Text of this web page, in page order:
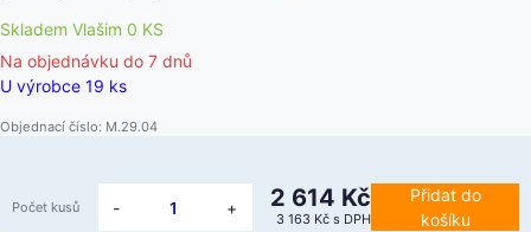
Skladem Vlašim 0 KS
Na objednávku do 7 dnů
U výrobce 19 ks
Objednací číslo: M.29.04
Počet kusů - + 2 614 Kč
3 163 Kčs DPH
Přidat do
košíku